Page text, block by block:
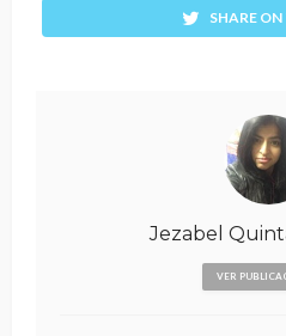
SHARE
Jezabel
VER